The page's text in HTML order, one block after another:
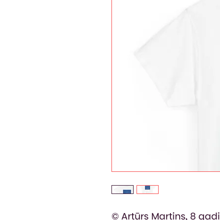
© Artūrs Martins, 8 gadi